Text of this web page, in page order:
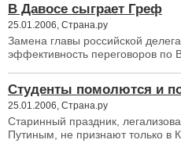
В Давосе сыграет Греф
25.01.2006, Страна.ру
Замена главы российской
эффективность переговоров по
Студенты помолются и
25.01.2006, Страна.ру
Старинный праздник,
Путиным, не признают только в